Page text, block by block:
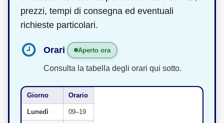
prezzi, tempi di consegna ed eventuali
richieste particolari.
Orari Aperto ora
Consulta la tabella degli orari qui sotto.
Giorno Orario
Lunedì 09–19